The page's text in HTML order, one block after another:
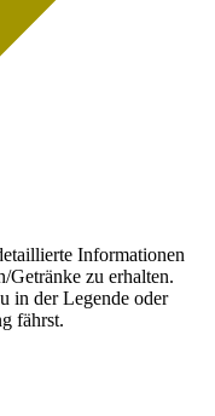
Informationen
Getränke zu erhalten.
in der Legende oder
fährst.